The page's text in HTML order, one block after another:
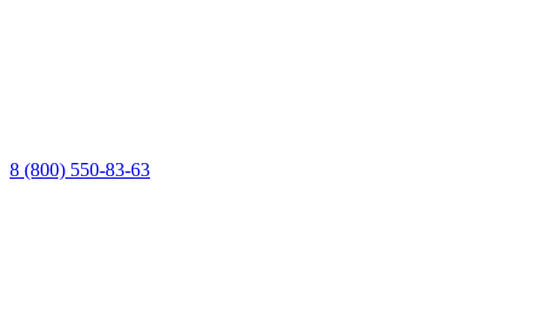
8 (800) 550-83-63